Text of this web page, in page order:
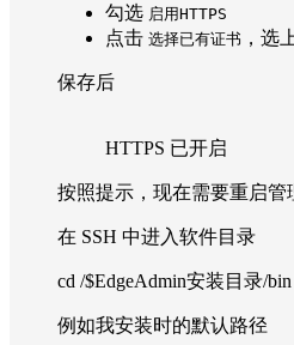
勾选 启用HTTPS
点击 选择已有证书 ，选
保存后
HTTPS 已开启
按照提示，现在需要重启管
在 SSH 中进入软件目录
cd /$EdgeAdmin安装目录/bin
例如我安装时的默认路径